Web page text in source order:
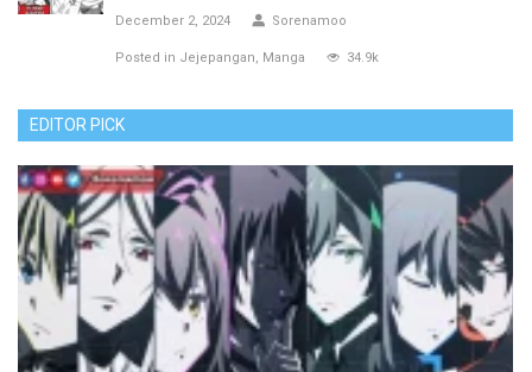
December 2, 2024 Sorenamoo
Posted in Jejepangan Manga 34.9k
EDITOR PICK